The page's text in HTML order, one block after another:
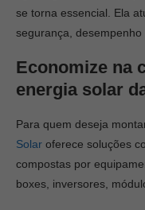
se torna essencial. Ela
segurança, desempenho
Economize na
energia solar
Para quem deseja
Solar oferece soluções
compostas por
boxes, inversores,